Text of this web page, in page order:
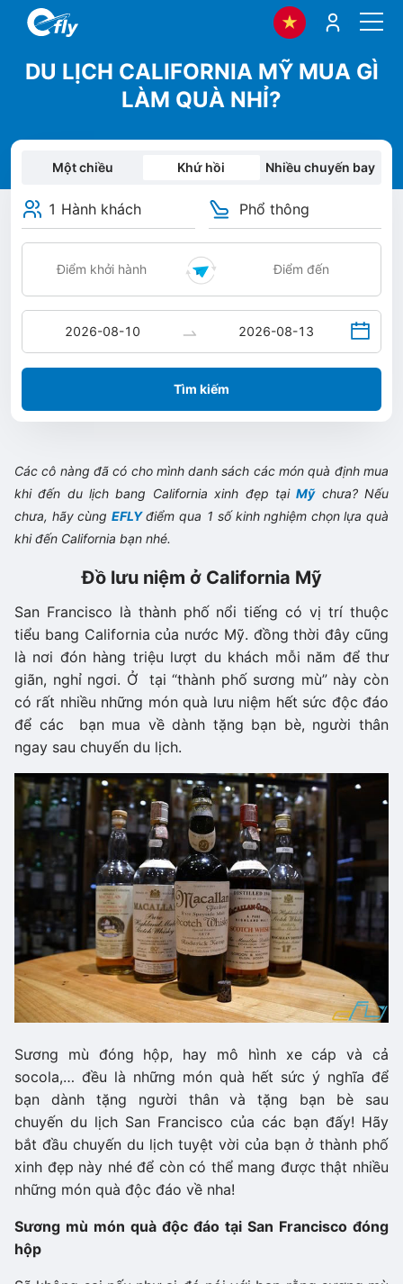
DU LỊCH CALIFORNIA MỸ MUA GÌ
LÀM QUÀ NHỈ?
Một chiều Khứ hồi Nhiều chuyến bay
1 Hành khách Phổ thông
Tìm kiếm
Các cô nàng đã có cho mình danh sách các món quà định mua
khi đến du lịch bang California xinh đẹp tạiMỹchưa? Nếu
chưa, hãy cùng EFLYđiểm qua 1 số kinh nghiệm chọn lựa quà
khi đến California bạn nhé.
Đồ lưu niệm ở California Mỹ
San Francisco là thành phố nổi tiếng có vị trí thuộc
tiểu bang California của nước Mỹ. đồng thời đây cũng
là nơi đón hàng triệu lượt du khách mỗi năm để thư
giãn, nghỉ ngơi. Ở tại “thành phố sương mù” này còn
có rất nhiều những món quà lưu niệm hết sức độc đáo
để các bạn mua về dành tặng bạn bè, người thân
ngay sau chuyến du lịch.
Sương mù đóng hộp, hay mô hình xe cáp và cả
socola,… đều là những món quà hết sức ý nghĩa để
bạn dành tặng người thân và tặng bạn bè sau
chuyến du lịch San Francisco của các bạn đấy! Hãy
bắt đầu chuyến du lịch tuyệt vời của bạn ở thành phố
xinh đẹp này nhé để còn có thể mang được thật nhiều
những món quà độc đáo về nha!
Sương mù món quà độc đáo tại San Francisco đóng
hộp